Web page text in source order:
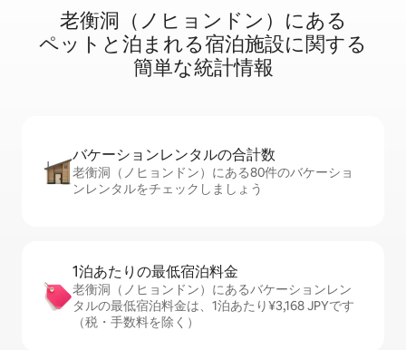
老衡洞（ノヒョンドン）に⁠あ⁠る
ペ⁠ッ⁠ト⁠と泊⁠ま⁠れ⁠る宿⁠泊⁠施⁠設⁠に関⁠す⁠る
簡⁠単⁠な統⁠計⁠情⁠報
バケーションレ⁠ン⁠タ⁠ル⁠の合⁠計⁠数
老衡洞（ノヒョンドン）にある80件のバケーショ
ンレンタルをチェックしましょう
1泊あたりの最⁠低⁠宿⁠泊⁠料⁠金
老衡洞（ノヒョンドン）にあるバケーションレン
タルの最低宿泊料金は、1泊あたり¥3,168 JPYです
（税・手数料を除く）